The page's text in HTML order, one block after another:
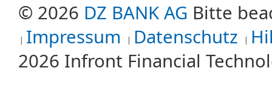
© 2026 DZ BANK AG Bitte
Impressum
Datenschutz
2026 Infront Financial